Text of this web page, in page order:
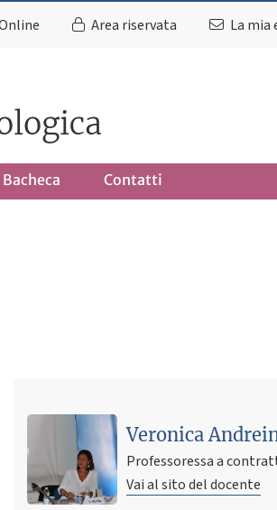
Area riservata La mia
Bacheca Contatti
Veronica
Professoressa a
Vai al sito del docente